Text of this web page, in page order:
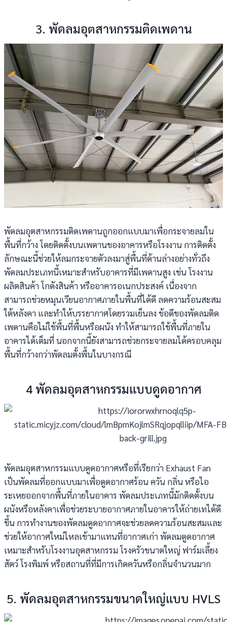
3. พัดลมอุตสาหกรรมติดเพดาน
พัดลมอุตสาหกรรมติดเพดานถูกออกแบบมาเพื่อกระจายลมใน
พื้นที่กว้าง โดยติดตั้งบนเพดานของอาคารหรือโรงงาน การติดตั้ง
ลักษณะนี้ช่วยให้ลมกระจายตัวลงมาสู่พื้นที่ด้านล่างอย่างทั่วถึง
พัดลมประเภทนี้เหมาะสำหรับอาคารที่มีเพดานสูง เช่น โรงงาน
ผลิตสินค้า โกดังสินค้า หรืออาคารอเนกประสงค์ เนื่องจาก
สามารถช่วยหมุนเวียนอากาศภายในพื้นที่ได้ดี ลดความร้อนสะสม
ใต้หลังคา และทำให้บรรยากาศโดยรวมเย็นลง ข้อดีของพัดลมติด
เพดานคือไม่ใช้พื้นที่พื้นหรือผนัง ทำให้สามารถใช้พื้นที่ภายใน
อาคารได้เต็มที่ นอกจากนี้ยังสามารถช่วยกระจายลมได้ครอบคลุม
พื้นที่กว้างกว่าพัดลมตั้งพื้นในบางกรณี
4 พัดลมอุตสาหกรรมแบบดูดอากาศ
พัดลมอุตสาหกรรมแบบดูดอากาศหรือที่เรียกว่า Exhaust Fan
เป็นพัดลมที่ออกแบบมาเพื่อดูดอากาศร้อน ควัน กลิ่น หรือไอ
ระเหยออกจากพื้นที่ภายในอาคาร พัดลมประเภทนี้มักติดตั้งบน
ผนังหรือหลังคาเพื่อช่วยระบายอากาศภายในอาคารให้ถ่ายเทได้ดี
ขึ้น การทำงานของพัดลมดูดอากาศจะช่วยลดความร้อนสะสมและ
ช่วยให้อากาศใหม่ไหลเข้ามาแทนที่อากาศเก่า พัดลมดูดอากาศ
เหมาะสำหรับโรงงานอุตสาหกรรม โรงครัวขนาดใหญ่ ฟาร์มเลี้ยง
สัตว์ โรงพิมพ์ หรือสถานที่ที่มีการเกิดควันหรือกลิ่นจำนวนมาก
5. พัดลมอุตสาหกรรมขนาดใหญ่แบบ HVLS